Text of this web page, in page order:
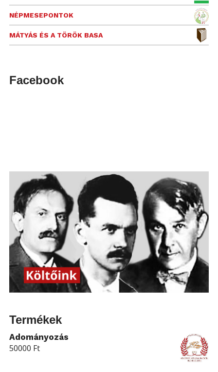
NÉPMESEPONTOK
MÁTYÁS ÉS A TÖRÖK BASA
Facebook
Termékek
Adományozás
50000 Ft